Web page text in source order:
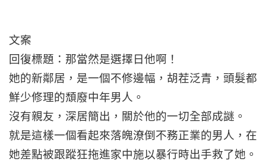
文案
回復標題：那當然是選擇日他啊！
她的新鄰居，是一個不修邊幅，胡茬泛青，頭髮都
鮮少修理的頹廢中年男人。
沒有親友，深居簡出，關於他的一切全部成謎。
就是這樣一個看起來落魄潦倒不務正業的男人，在
她差點被跟蹤狂拖進家中施以暴行時出手救了她。